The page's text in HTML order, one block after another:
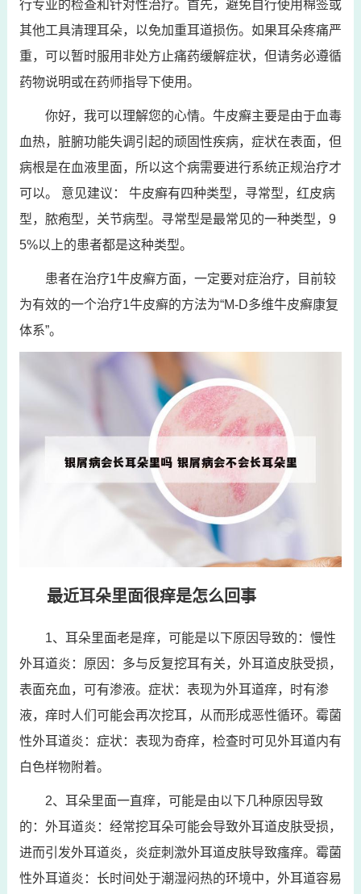
行专业的检查和针对性治疗。首先，避免自行使用棉签或
其他工具清理耳朵，以免加重耳道损伤。如果耳朵疼痛严
重，可以暂时服用非处方止痛药缓解症状，但请务必遵循
药物说明或在药师指导下使用。
你好，我可以理解您的心情。牛皮癣主要是由于血毒
血热，脏腑功能失调引起的顽固性疾病，症状在表面，但
病根是在血液里面，所以这个病需要进行系统正规治疗才
可以。 意见建议： 牛皮癣有四种类型，寻常型，红皮病
型，脓疱型，关节病型。寻常型是最常见的一种类型，9
5%以上的患者都是这种类型。
患者在治疗1牛皮癣方面，一定要对症治疗，目前较
为有效的一个治疗1牛皮癣的方法为“M-D多维牛皮癣康复
体系”。
最近耳朵里面很痒是怎么回事
1、耳朵里面老是痒，可能是以下原因导致的：慢性
外耳道炎：原因：多与反复挖耳有关，外耳道皮肤受损，
表面充血，可有渗液。症状：表现为外耳道痒，时有渗
液，痒时人们可能会再次挖耳，从而形成恶性循环。霉菌
性外耳道炎：症状：表现为奇痒，检查时可见外耳道内有
白色样物附着。
2、耳朵里面一直痒，可能是由以下几种原因导致
的：外耳道炎：经常挖耳朵可能会导致外耳道皮肤受损，
进而引发外耳道炎，炎症刺激外耳道皮肤导致瘙痒。霉菌
性外耳道炎：长时间处于潮湿闷热的环境中，外耳道容易